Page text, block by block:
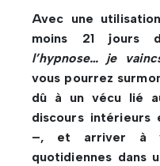
Avec une
moins 21 jours
l’hypnose… je
vous pourrez
dû à un vécu lié
discours
–, et arriver à
quotidiennes dans